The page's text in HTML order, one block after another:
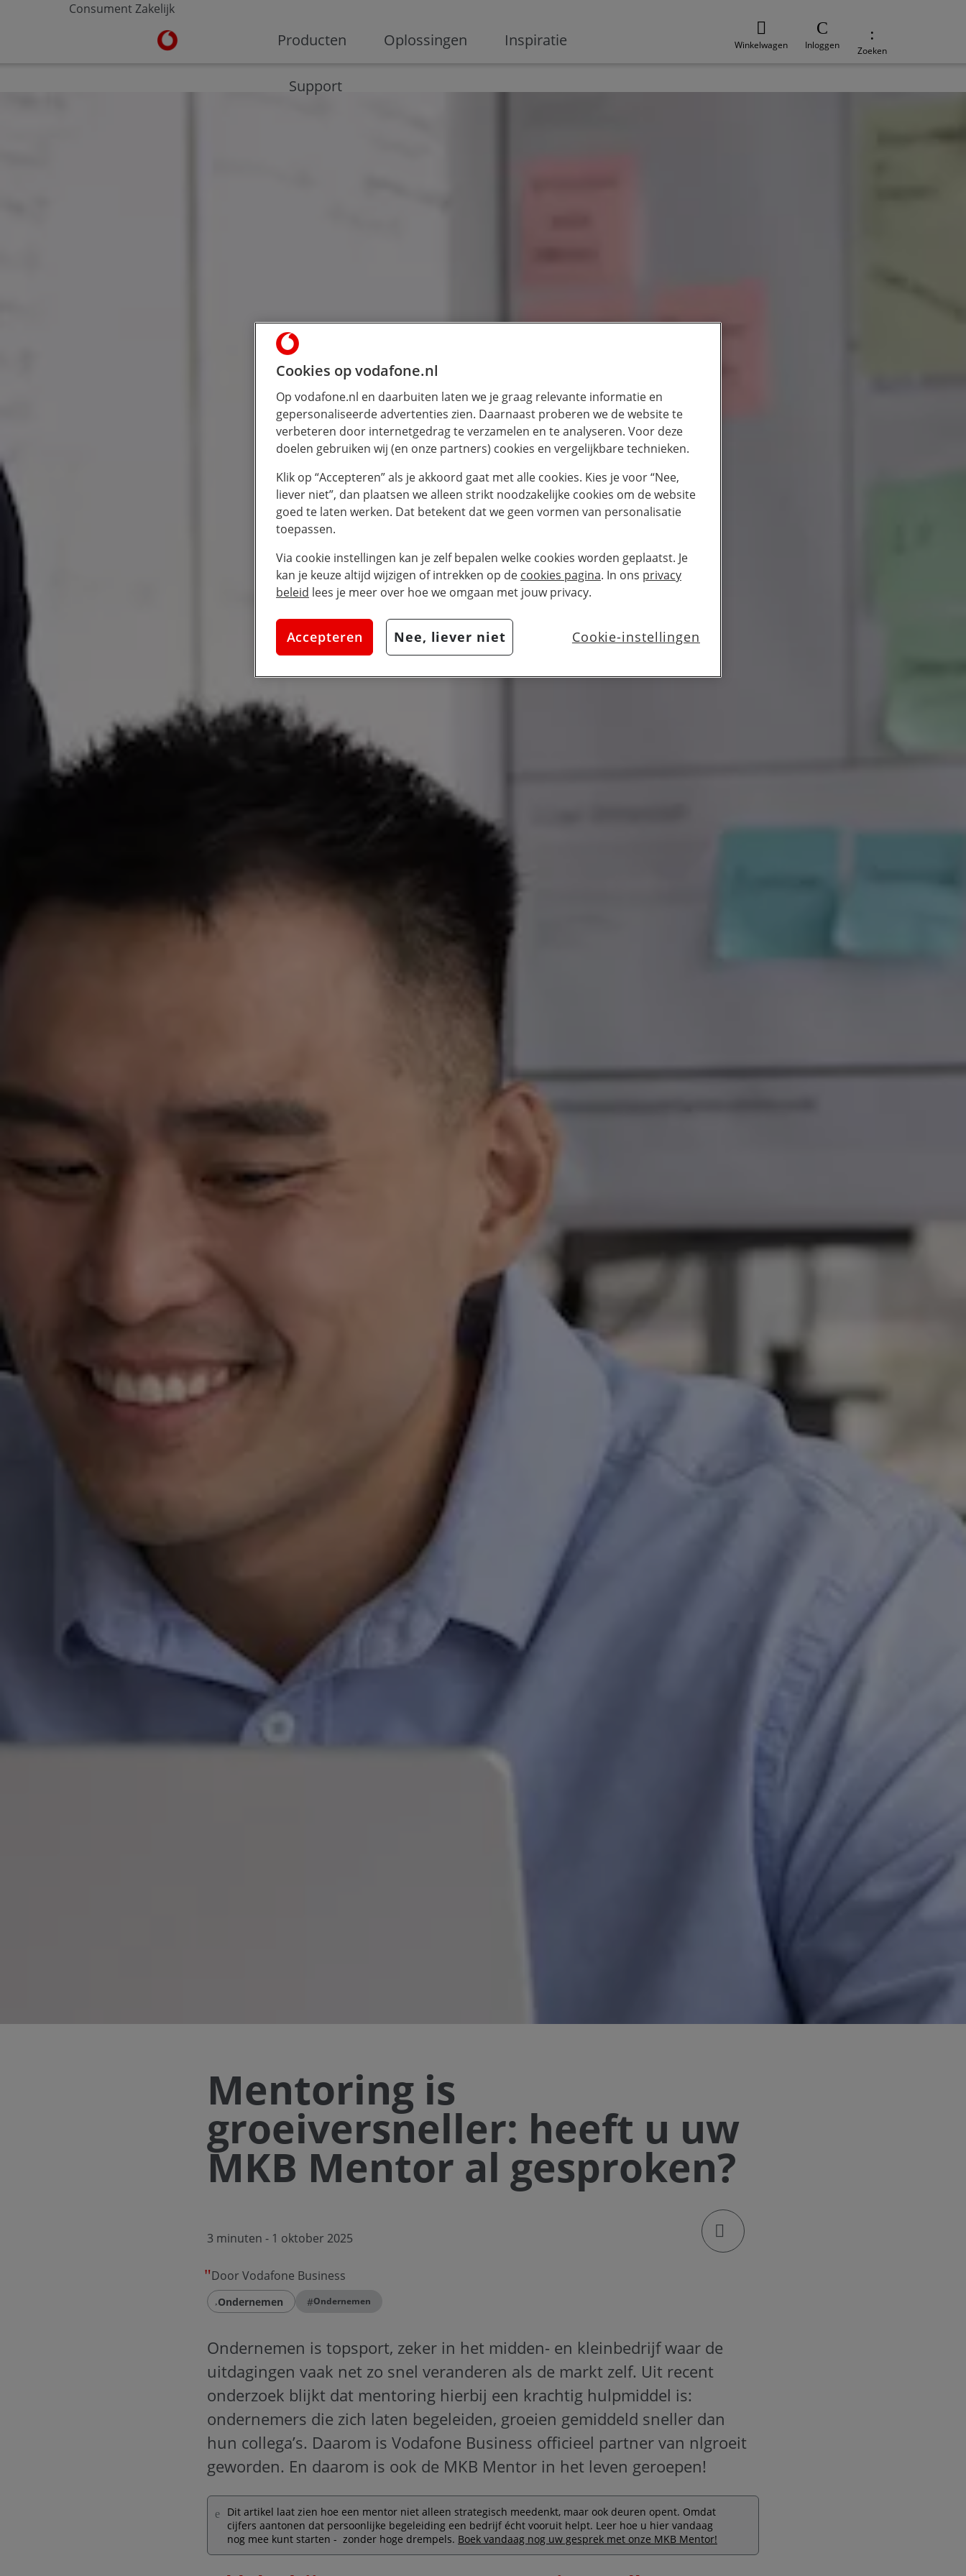
Consument Zakelijk
Ga naar de Vodafone homepage
Producten Oplossingen Inspiratie
Support
Winkelwagen Inloggen Zoeken
Mentoring is
groeiversneller: heeft u uw
MKB Mentor al gesproken?
3 minuten - 1 oktober 2025
klik om de deellinks te openen
Door Vodafone Business
Ondernemen #Ondernemen
Ondernemen is topsport, zeker in het midden- en kleinbedrijf waar de
uitdagingen vaak net zo snel veranderen als de markt zelf. Uit recent
onderzoek blijkt dat mentoring hierbij een krachtig hulpmiddel is:
ondernemers die zich laten begeleiden, groeien gemiddeld sneller dan
hun collega’s. Daarom is Vodafone Business officieel partner van nlgroeit
geworden. En daarom is ook de MKB Mentor in het leven geroepen!
Dit artikel laat zien hoe een mentor niet alleen strategisch meedenkt, maar ook deuren opent. Omdat
cijfers aantonen dat persoonlijke begeleiding een bedrijf écht vooruit helpt. Leer hoe u hier vandaag
nog mee kunt starten - zonder hoge drempels. Boek vandaag nog uw gesprek met onze MKB Mentor!
Cookies op vodafone.nl
Op vodafone.nl en daarbuiten laten we je graag relevante informatie en
gepersonaliseerde advertenties zien. Daarnaast proberen we de website te
verbeteren door internetgedrag te verzamelen en te analyseren. Voor deze
doelen gebruiken wij (en onze partners) cookies en vergelijkbare technieken.
Klik op “Accepteren” als je akkoord gaat met alle cookies. Kies je voor “Nee,
liever niet”, dan plaatsen we alleen strikt noodzakelijke cookies om de website
goed te laten werken. Dat betekent dat we geen vormen van personalisatie
toepassen.
Via cookie instellingen kan je zelf bepalen welke cookies worden geplaatst. Je
kan je keuze altijd wijzigen of intrekken op de cookies pagina. In ons privacy
beleid lees je meer over hoe we omgaan met jouw privacy.
Accepteren Nee, liever niet Cookie-instellingen